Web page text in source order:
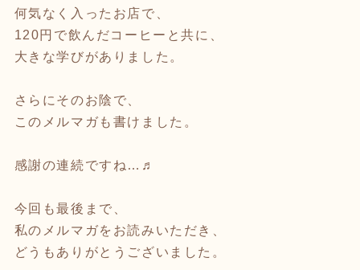
何気なく入ったお店で、
120円で飲んだコーヒーと共に、
大きな学びがありました。
さらにそのお陰で、
このメルマガも書けました。
感謝の連続ですね…♬
今回も最後まで、
私のメルマガをお読みいただき、
どうもありがとうございました。